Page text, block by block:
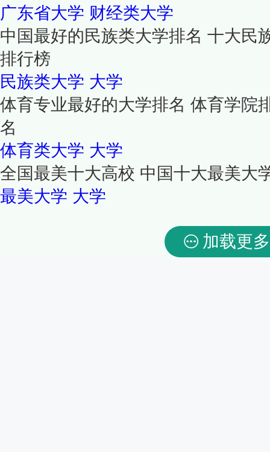
广东省大学 财经类大学
中国最好的民族类大学排名 十大民
排行榜
民族类大学 大学
体育专业最好的大学排名 体育学院
名
体育类大学 大学
全国最美十大高校 中国十大最美大
最美大学 大学
加载更多